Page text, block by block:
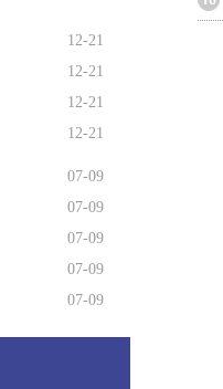
12-21
12-21
12-21
12-21
07-09
07-09
07-09
07-09
07-09